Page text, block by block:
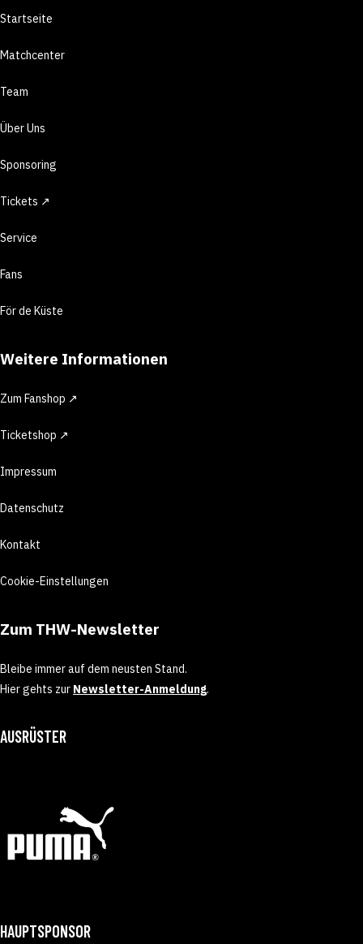
Startseite
Matchcenter
Team
Über Uns
Sponsoring
Tickets ↗
Service
Fans
För de Küste
Weitere Informationen
Zum Fanshop ↗
Ticketshop ↗
Impressum
Datenschutz
Kontakt
Cookie-Einstellungen
Zum THW-Newsletter
Bleibe immer auf dem neusten Stand.
Hier gehts zur Newsletter-Anmeldung.
AUSRÜSTER
HAUPTSPONSOR